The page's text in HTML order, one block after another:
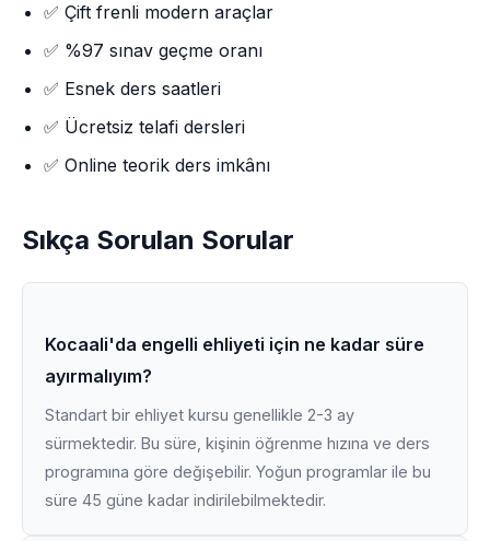
✅ Çift frenli modern araçlar
✅ %97 sınav geçme oranı
✅ Esnek ders saatleri
✅ Ücretsiz telafi dersleri
✅ Online teorik ders imkânı
Sıkça Sorulan Sorular
Kocaali'da engelli ehliyeti için ne kadar süre
ayırmalıyım?
Standart bir ehliyet kursu genellikle 2-3 ay
sürmektedir. Bu süre, kişinin öğrenme hızına ve ders
programına göre değişebilir. Yoğun programlar ile bu
süre 45 güne kadar indirilebilmektedir.